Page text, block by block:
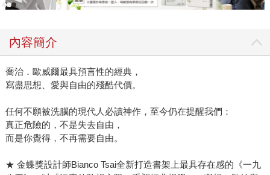
內容簡介
喬治．歐威爾最具預言性的經典，
寫盡思想、愛與自由的殘酷代價。
任何不願被洗腦的現代人必讀神作，至今仍在提醒我們：
真正危險的，不是失去自由，
而是你覺得，不再需要自由。
★ 金蝶獎設計師Bianco Tsai全新打造書架上最具存在感的《一九